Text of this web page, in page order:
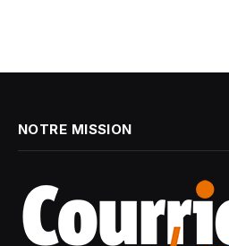
NOTRE MISSION